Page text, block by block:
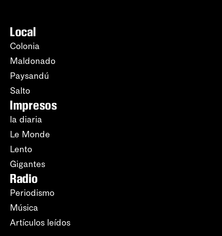
Local
Colonia
Maldonado
Paysandú
Salto
Impresos
la diaria
Le Monde
Lento
Gigantes
Radio
Periodismo
Música
Artículos leídos